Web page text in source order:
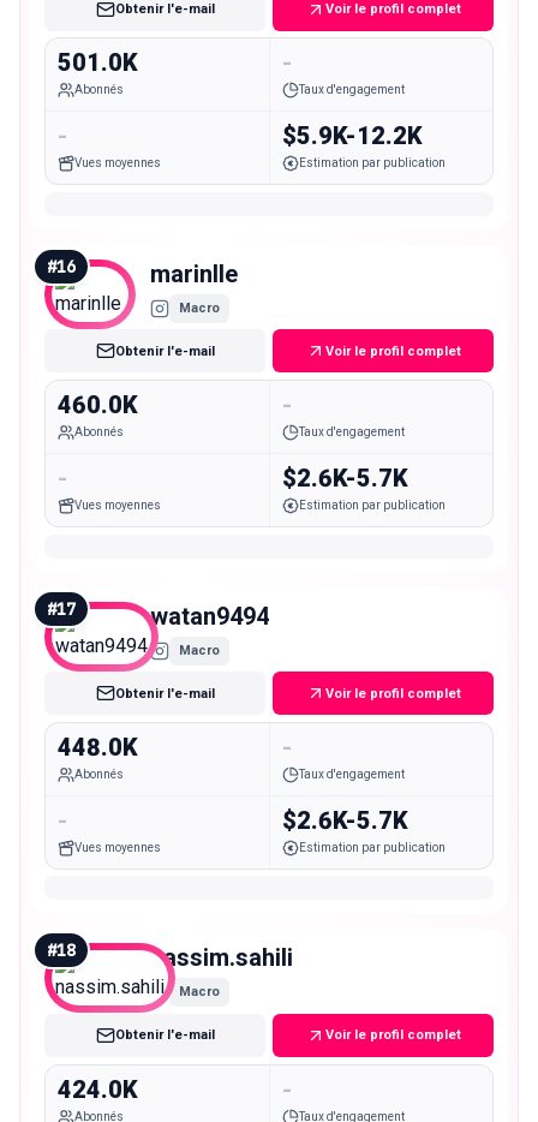
Obtenir l'e-mail Voir le profil complet
501.0K
Abonnés
-
Taux d'engagement
-
Vues moyennes
$5.9K-12.2K
Estimation par publication
#16 marinlle
Macro
Obtenir l'e-mail Voir le profil complet
460.0K
Abonnés
-
Taux d'engagement
-
Vues moyennes
$2.6K-5.7K
Estimation par publication
#17 watan9494
Macro
Obtenir l'e-mail Voir le profil complet
448.0K
Abonnés
-
Taux d'engagement
-
Vues moyennes
$2.6K-5.7K
Estimation par publication
#18 nassim.sahili
Macro
Obtenir l'e-mail Voir le profil complet
424.0K
Abonnés
-
Taux d'engagement